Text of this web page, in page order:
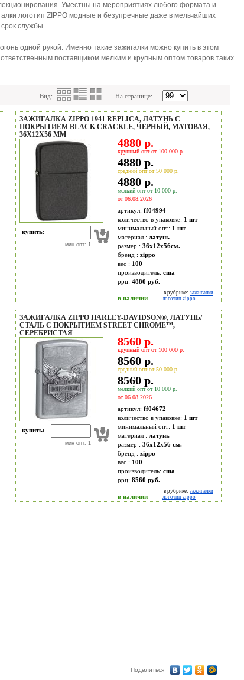
Уместны на мероприятиях любого формата и
логотип ZIPPO модные и безупречные даже в мельчайших
службы.
одной рукой. Именно такие зажигалки можно купить в этом
поставщиком мелким и крупным оптом товаров таких
Вид: На странице:
ЗАЖИГАЛКА ZIPPO 1941 REPLICA, ЛАТУНЬ С
ПОКРЫТИЕМ BLACK CRACKLE, ЧЕРНЫЙ, МАТОВАЯ,
36Х12X56 ММ
купить:
мин опт: 1
4880 р.
крупный опт от 100 000 р.
4880 р.
средний опт от 50 000 р.
4880 р.
мелкий опт от 10 000 р.
от 06.08.2026
артикул: ff04994
количество в упаковке: 1 шт
минимальный опт: 1 шт
материал : латунь
размер : 36x12x56см.
бренд : zippo
вес : 100
производитель: сша
ррц: 4880 руб.
в наличии
в рубрике: зажигалки
логотип zippo
ЗАЖИГАЛКА ZIPPO HARLEY-DAVIDSON®, ЛАТУНЬ/
СТАЛЬ С ПОКРЫТИЕМ STREET CHROME™,
СЕРЕБРИСТАЯ
купить:
мин опт: 1
8560 р.
крупный опт от 100 000 р.
8560 р.
средний опт от 50 000 р.
8560 р.
мелкий опт от 10 000 р.
от 06.08.2026
артикул: ff04672
количество в упаковке: 1 шт
минимальный опт: 1 шт
материал : латунь
размер : 36x12x56 см.
бренд : zippo
вес : 100
производитель: сша
ррц: 8560 руб.
в наличии
в рубрике: зажигалки
логотип zippo
Поделиться